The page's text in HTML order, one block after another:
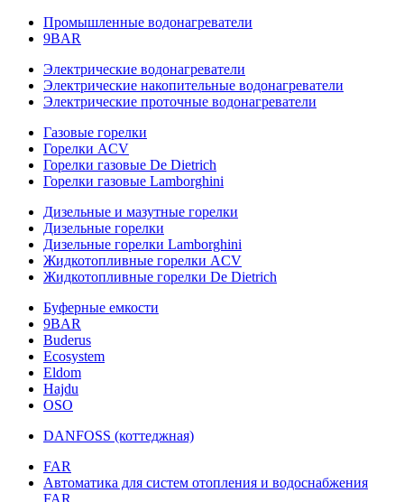
Промышленные водонагреватели
9BAR
Электрические водонагреватели
Электрические накопительные водонагреватели
Электрические проточные водонагреватели
Газовые горелки
Горелки ACV
Горелки газовые De Dietrich
Горелки газовые Lamborghini
Дизельные и мазутные горелки
Дизельные горелки
Дизельные горелки Lamborghini
Жидкотопливные горелки ACV
Жидкотопливные горелки De Dietrich
Буферные емкости
9BAR
Buderus
Ecosystem
Eldom
Hajdu
OSO
DANFOSS (коттеджная)
FAR
Автоматика для систем отопления и водоснабжения
FAR